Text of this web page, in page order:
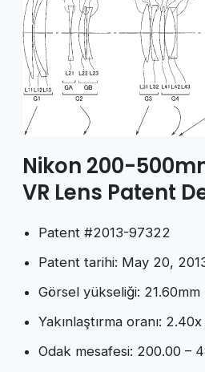
Nikon 200-
VR Lens Patent
Patent #2013-97322
Patent tarihi: May 20,
Görsel yükseliği: 21.60mm
Yakınlaştırma oranı: 2.40x
Odak mesafesi: 200.00 –